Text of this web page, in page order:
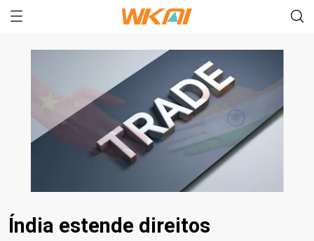
Índia estende direitos